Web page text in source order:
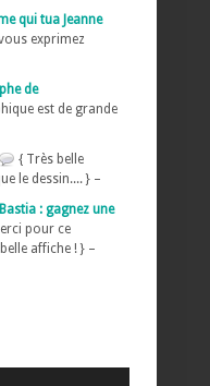
qui tua Jeanne
exprimez
de
est de grande
{ Très belle
le dessin.... } –
: gagnez une
pour ce
affiche ! } –